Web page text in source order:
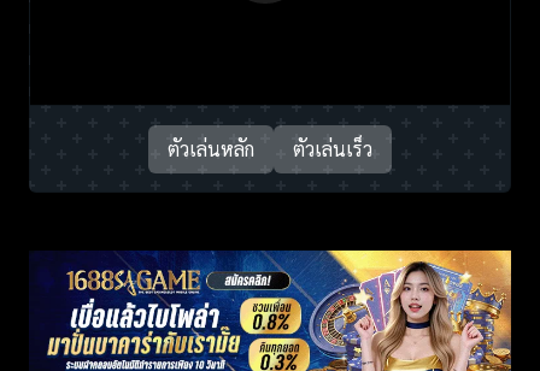
ตัวเล่นหลัก ตัวเล่นเร็ว